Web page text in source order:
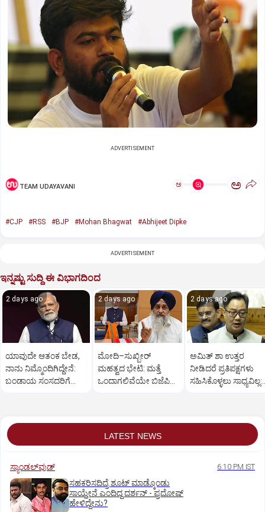
ADVERTISEMENT
TEAM UDAYAVANI ಅ ಅ
#CJP #RSS #BJP #Mohan Bhagwat #Abhijeet Dipke
ADVERTISEMENT
ಇನ್ನಷ್ಟು ಸುದ್ದಿ ಈ ವಿಭಾಗದಿಂದ
2 days ago
ಯಾವುದೇ ಆತಂಕ ಬೇಡ,
ನಾನು ನಿಮ್ಮೊಂದಿಗಿದ್ದೇನೆ:
ಬಂಡಾಯ ಸಂಸದರಿಗೆ
2 days ago
ಮೋದಿ–ಸುಖ್ಬೀರ್
ಮಹತ್ವದ ಭೇಟಿ: ಮತ್ತೆ
ಒಂದಾಗಲಿವೆಯೇ ಬಿಜೆಪಿ–
2 days ago
ಅಮಿತ್ ಶಾ ಉತ್ತರ
ನೀಡಿದರೆ ಪ್ರತಿಪಕ್ಷಗಳು
ಸಹಿಸಿಕೊಳ್ಳಲು ಸಾಧ್ಯವಿಲ್ಲ:
LATEST NEWS
ಸ್ಯಾಂಡಲ್‌ವುಡ್‌ 6:10 PM IST
ಸಹಕರಿಸದಿದ್ರೆ ಶೂಟ್‌ ಮಾಡ್ಕೊಂಡು
ಸಾಯ್ತೇನೆ ಎಂದಿದ್ದ ದರ್ಶನ್‌ - ಪ್ರದೋಷ್‌
ಹೇಳಿದ್ದೇನು?